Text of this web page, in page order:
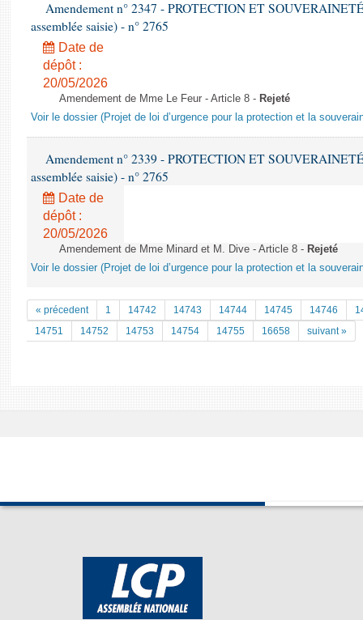
Amendement n° 2347 - PROTECTION ET
assemblée saisie) - n° 2765
Date de
dépôt :
20/05/2026
Amendement de Mme Le Feur - Article 8 - Rejeté
Voir le dossier (Projet de loi d’urgence pour la protection et la
Amendement n° 2339 - PROTECTION ET
assemblée saisie) - n° 2765
Date de
dépôt :
20/05/2026
Amendement de Mme Minard et M. Dive - Article 8 - Rejeté
Voir le dossier (Projet de loi d’urgence pour la protection et la
« précedent 1 14742 14743 14744 14745 14746
14751
14752 14753 14754 14755 16658 suivant »